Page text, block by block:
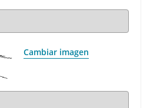
Cambiar imagen